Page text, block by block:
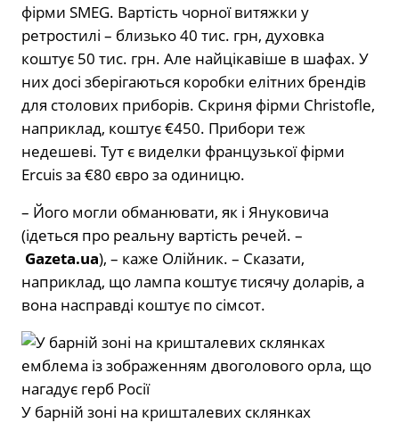
фірми SMEG. Вартість чорної витяжки у
ретростилі – близько 40 тис. грн, духовка
коштує 50 тис. грн. Але найцікавіше в шафах. У
них досі зберігаються коробки елітних брендів
для столових приборів. Скриня фірми Christofle,
наприклад, коштує €450. Прибори теж
недешеві. Тут є виделки французької фірми
Ercuis за €80 євро за одиницю.
– Його могли обманювати, як і Януковича
(ідеться про реальну вартість речей. –
Gazeta.ua), – каже Олійник. – Сказати,
наприклад, що лампа коштує тисячу доларів, а
вона насправді коштує по сімсот.
У барній зоні на кришталевих склянках